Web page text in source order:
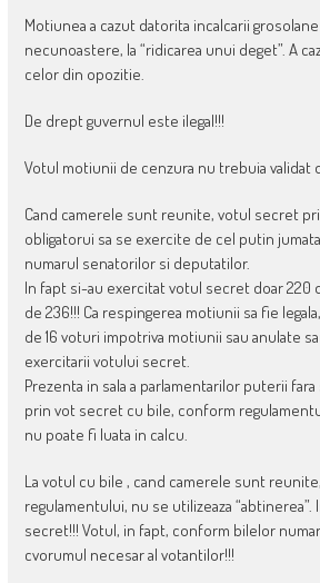
Motiunea a cazut datorita incalcarii
necunoastere, la “ridicarea unui deget”. A
celor din opozitie.
De drept guvernul este ilegal!!!
Votul motiunii de cenzura nu trebuia validat
Cand camerele sunt reunite, votul secret
obligatorui sa se exercite de cel putin
numarul senatorilor si deputatilor.
In fapt si-au exercitat votul secret doar 220
de 236!!! Ca respingerea motiunii sa fie
de 16 voturi impotriva motiunii sau anulate
exercitarii votului secret.
Prezenta in sala a parlamentarilor puterii fara
prin vot secret cu bile, conform
nu poate fi luata in calcu.
La votul cu bile , cand camerele sunt
regulamentului, nu se utilizeaza “abtinerea”.
secret!!! Votul, in fapt, conform bilelor
cvorumul necesar al votantilor!!!